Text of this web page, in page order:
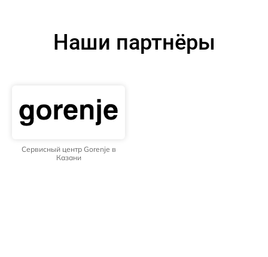
Наши партнёры
Сервисный центр Gorenje в
Казани